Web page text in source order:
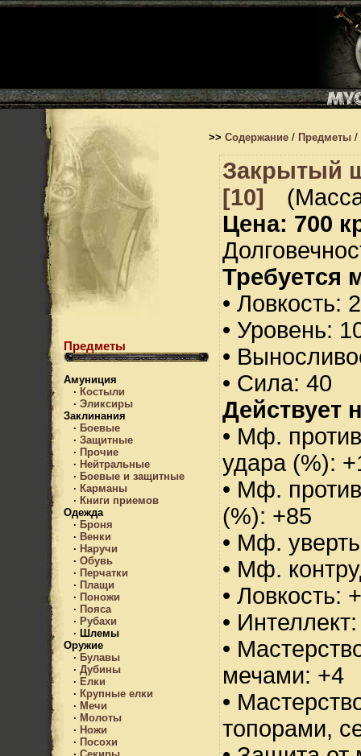
Предметы
Амуниция
· Костыли
· Эликсиры
Заклинания
· Боевые
· Защитные
· Прочие
· Нейтральные
· Боевые и защитные
· Карманы
· Книги приемов
Одежда
· Броня
· Венки
· Наручи
· Обувь
· Перчатки
· Плащи
· Поножи
· Пояса
· Рубахи
· Шлемы
Оружие
· Булавы
· Дубины
· Елки
· Крупные елки
· Мечи
· Молоты
· Ножи
· Посохи
>> Содержание / Предметы /
Закрытый
[10]
Цена: 700
Требуется
• Ловкость:
• Уровень:
•
• Сила: 40
Действует
• Мф.
удара (%):
• Мф.
(%): +85
• Мф.
• Мф.
• Ловкость:
•
•
мечами: +4
•
топорами,